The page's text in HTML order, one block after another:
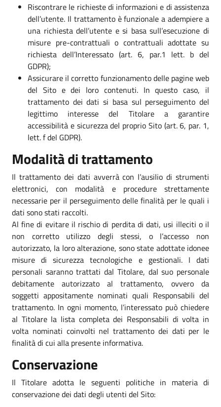
Riscontrare le richieste di informazioni e di assistenza
dell’utente. Il trattamento è funzionale a adempiere a
una richiesta dell’utente e si basa sull’esecuzione di
misure pre-contrattuali o contrattuali adottate su
richiesta dell’Interessato (art. 6, par.1 lett. b del
GDPR);
Assicurare il corretto funzionamento delle pagine web
del Sito e dei loro contenuti. In questo caso, il
trattamento dei dati si basa sul perseguimento del
legittimo interesse del Titolare a garantire
accessibilità e sicurezza del proprio Sito (art. 6, par. 1,
lett. f del GDPR).
Modalità di trattamento
Il trattamento dei dati avverrà con l’ausilio di strumenti
elettronici, con modalità e procedure strettamente
necessarie per il perseguimento delle finalità per le quali i
dati sono stati raccolti.
Al fine di evitare il rischio di perdita di dati, usi illeciti o il
non corretto utilizzo degli stessi, o l’accesso non
autorizzato, la loro alterazione, sono state adottate idonee
misure di sicurezza tecnologiche e gestionali. I dati
personali saranno trattati dal Titolare, dal suo personale
debitamente autorizzato al trattamento, ovvero da
soggetti appositamente nominati quali Responsabili del
trattamento. In ogni momento, l’interessato può chiedere
al Titolare la lista completa dei Responsabili di volta in
volta nominati coinvolti nel trattamento dei dati per le
finalità di cui alla presente informativa.
Conservazione
Il Titolare adotta le seguenti politiche in materia di
conservazione dei dati degli utenti del Sito: